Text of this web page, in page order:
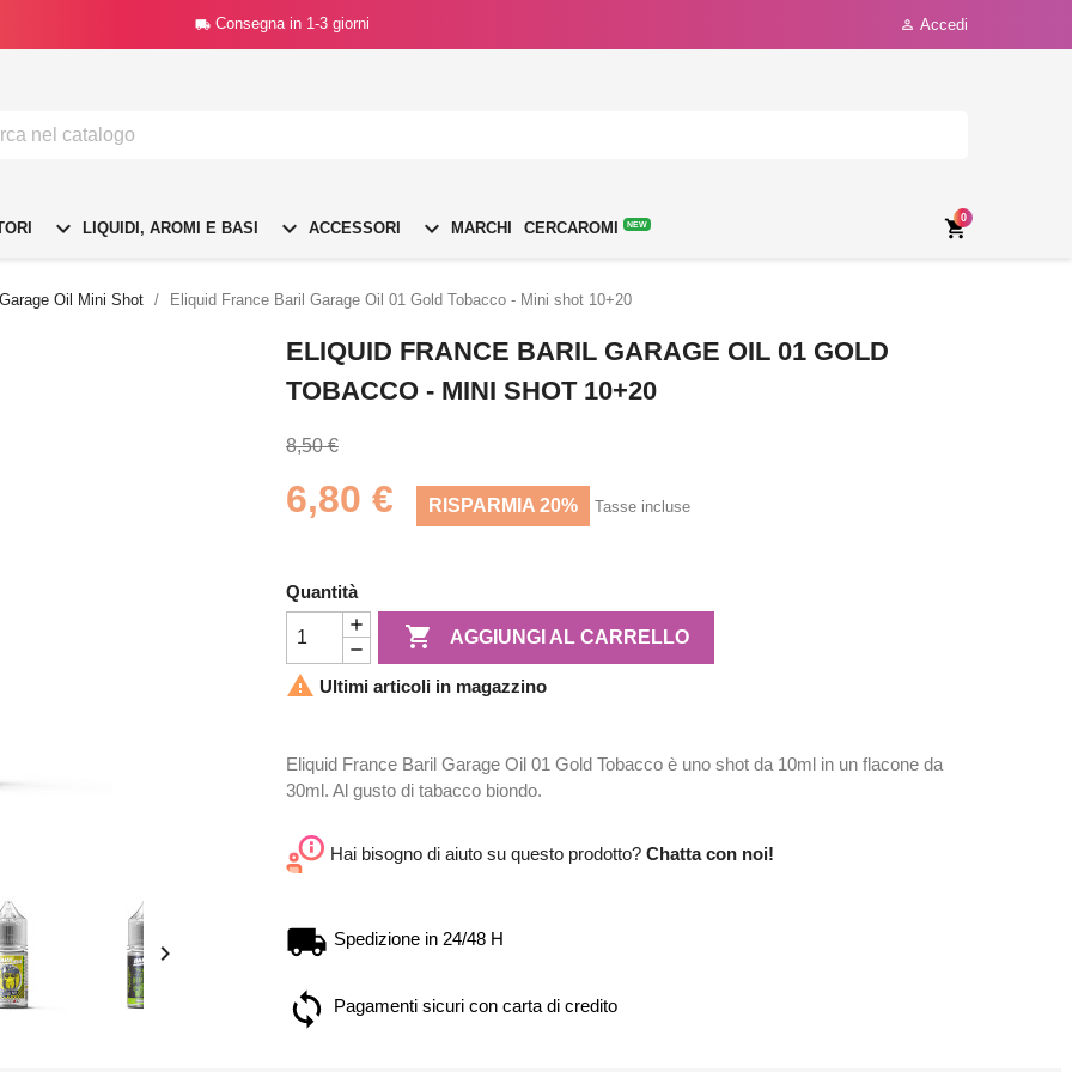
 Consegna in 1-3 giorni  Accedi
 LIQUIDI, AROMI E BASI  ACCESSORI  MARCHI CERCAROMI NEW 
0
Oil Mini Shot Eliquid France Baril Garage Oil 01 Gold Tobacco - Mini shot 10+20

ELIQUID FRANCE BARIL GARAGE OIL 01 GOLD
TOBACCO - MINI SHOT 10+20
8,50 €
6,80 € RISPARMIA 20% Tasse incluse
Quantità
 AGGIUNGI AL CARRELLO
 Ultimi articoli in magazzino
Eliquid France Baril Garage Oil 01 Gold Tobacco è uno shot da 10ml in un flacone da
30ml. Al gusto di tabacco biondo.
Hai bisogno di aiuto su questo prodotto? Chatta con noi!
Spedizione in 24/48 H
Pagamenti sicuri con carta di credito